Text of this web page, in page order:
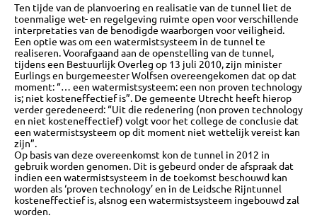
BIJEENKOMSTEN
KENNISBANK
VRAGEN
CONTACT
Ten tijde van de planvoering en realisatie van de tunnel liet de
toenmalige wet- en regelgeving ruimte open voor verschillende
interpretaties van de benodigde waarborgen voor veiligheid.
Een optie was om een watermistsysteem in de tunnel te
realiseren. Voorafgaand aan de openstelling van de tunnel,
tijdens een Bestuurlijk Overleg op 13 juli 2010, zijn minister
Eurlings en burgemeester Wolfsen overeengekomen dat op dat
moment: “… een watermistsysteem: een non proven technology
is; niet kosteneffectief is”. De gemeente Utrecht heeft hierop
verder geredeneerd: “Uit die redenering (non proven technology
en niet kosteneffectief) volgt voor het college de conclusie dat
een watermistsysteem op dit moment niet wettelijk vereist kan
zijn”.
Op basis van deze overeenkomst kon de tunnel in 2012 in
gebruik worden genomen. Dit is gebeurd onder de afspraak dat
indien een watermistsysteem in de toekomst beschouwd kan
worden als ‘proven technology’ en in de Leidsche Rijntunnel
kosteneffectief is, alsnog een watermistsysteem ingebouwd zal
worden.